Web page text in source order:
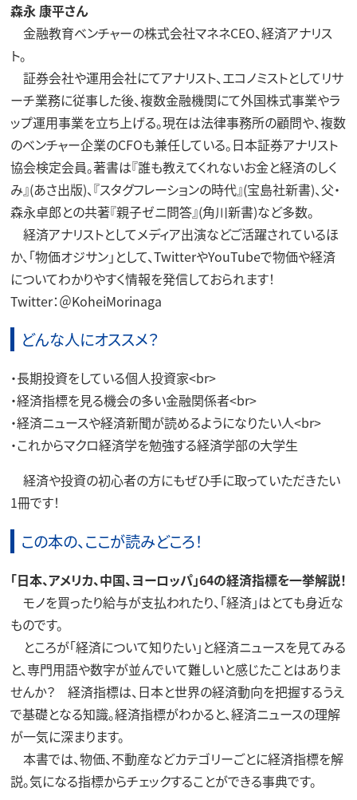
森永 康平​さん
金融教育ベンチャーの株式会社マネネCEO、経済アナリス
ト。
証券会社や運用会社にてアナリスト、エコノミストとしてリサ
ーチ業務に従事した後、複数金融機関にて外国株式事業やラ
ップ運用事業を立ち上げる。現在は法律事務所の顧問や、複数
のベンチャー企業のCFOも兼任している。日本証券アナリスト
協会検定会員。著書は『誰も教えてくれないお金と経済のしく
み』(あさ出版)、『スタグフレーションの時代』(宝島社新書)、父・
森永卓郎との共著『親子ゼニ問答』(角川新書)など多数。
経済アナリストとしてメディア出演などご活躍されているほ
か、「物価オジサン」として、TwitterやYouTubeで物価や経済
についてわかりやすく情報を発信しておられます！
Twitter：＠KoheiMorinaga
どんな人にオススメ？
・長期投資をしている個人投資家<br>
・経済指標を見る機会の多い金融関係者<br>
・経済ニュースや経済新聞が読めるようになりたい人<br>
・これからマクロ経済学を勉強する経済学部の大学生
経済や投資の初心者の方にもぜひ手に取っていただきたい
1冊です！
この本の、ここが読みどころ！
「日本、アメリカ、中国、ヨーロッパ」64の経済指標を一挙解説！
モノを買ったり給与が支払われたり、「経済」はとても身近な
ものです。
ところが「経済について知りたい」と経済ニュースを見てみる
と、専門用語や数字が並んでいて難しいと感じたことはありま
せんか？ 経済指標は、日本と世界の経済動向を把握するうえ
で基礎となる知識。経済指標がわかると、経済ニュースの理解
が一気に深まります。
本書では、物価、不動産などカテゴリーごとに経済指標を解
説。気になる指標からチェックすることができる事典です。